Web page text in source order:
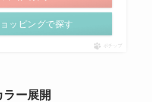
ッピングで探す
ポチップ
ー展開